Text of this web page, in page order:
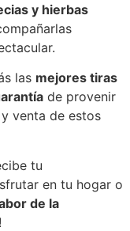
y hierbas
las mejores tiras
de provenir
venta de estos
tu
en tu hogar o
de la